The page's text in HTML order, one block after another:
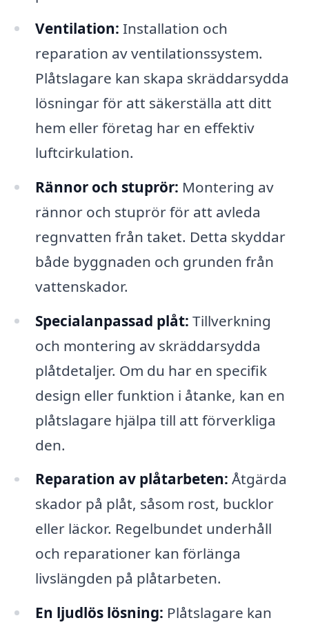
Ventilation: Installation och
reparation av ventilationssystem.
Plåtslagare kan skapa skräddarsydda
lösningar för att säkerställa att ditt
hem eller företag har en effektiv
luftcirkulation.
Rännor och stuprör: Montering av
rännor och stuprör för att avleda
regnvatten från taket. Detta skyddar
både byggnaden och grunden från
vattenskador.
Specialanpassad plåt: Tillverkning
och montering av skräddarsydda
plåtdetaljer. Om du har en specifik
design eller funktion i åtanke, kan en
plåtslagare hjälpa till att förverkliga
den.
Reparation av plåtarbeten: Åtgärda
skador på plåt, såsom rost, bucklor
eller läckor. Regelbundet underhåll
och reparationer kan förlänga
livslängden på plåtarbeten.
En ljudlös lösning: Plåtslagare kan